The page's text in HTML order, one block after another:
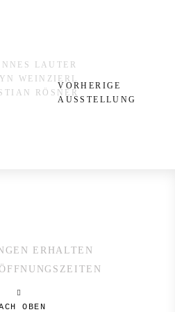
VORHERIGE
AUSSTELLUNG
ERHALTEN
OBEN